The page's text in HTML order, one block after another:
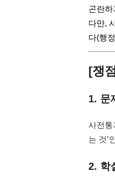
곤란하
다만,
다(행
[쟁
1. 문
사전통
는 것’
2. 학